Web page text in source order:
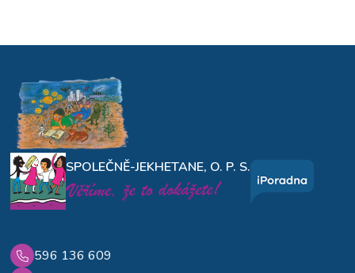
SPOLEČNĚ-JEKHETANE, O. P. S.
596 136 609